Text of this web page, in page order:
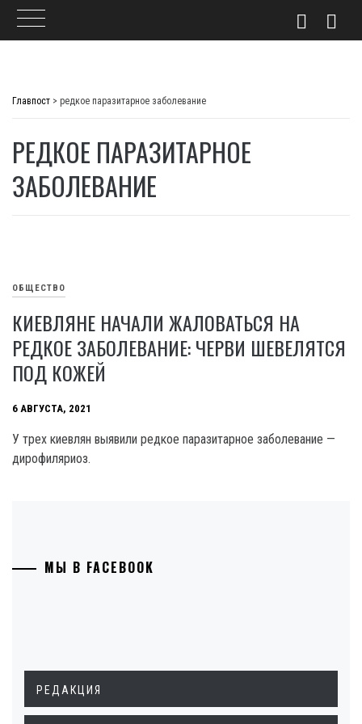
Главпост > редкое паразитарное заболевание
РЕДКОЕ ПАРАЗИТАРНОЕ
ЗАБОЛЕВАНИЕ
ОБЩЕСТВО
КИЕВЛЯНЕ НАЧАЛИ ЖАЛОВАТЬСЯ НА
РЕДКОЕ ЗАБОЛЕВАНИЕ: ЧЕРВИ ШЕВЕЛЯТСЯ
ПОД КОЖЕЙ
6 АВГУСТА, 2021
У трех киевлян выявили редкое паразитарное заболевание —
дирофиляриоз.
МЫ В FACEBOOK
РЕДАКЦИЯ